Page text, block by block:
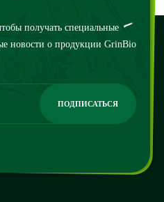
получать специальные
новости о продукции GrinBio